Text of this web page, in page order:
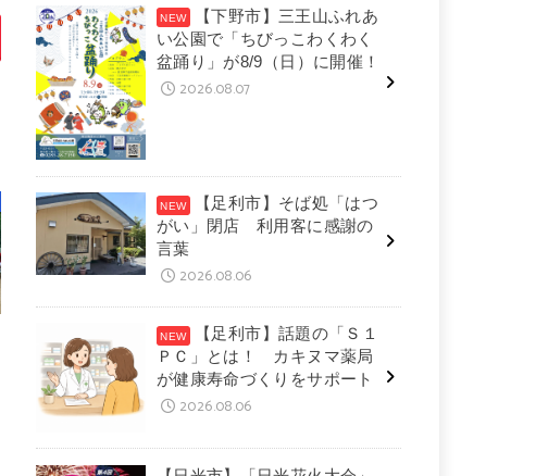
【下野市】三王山ふれあ
い公園で「ちびっこわくわく
盆踊り」が8/9（日）に開催！
2026.08.07
【足利市】そば処「はつ
がい」閉店 利用客に感謝の
言葉
2026.08.06
【足利市】話題の「Ｓ１
ＰＣ」とは！ カキヌマ薬局
が健康寿命づくりをサポート
2026.08.06